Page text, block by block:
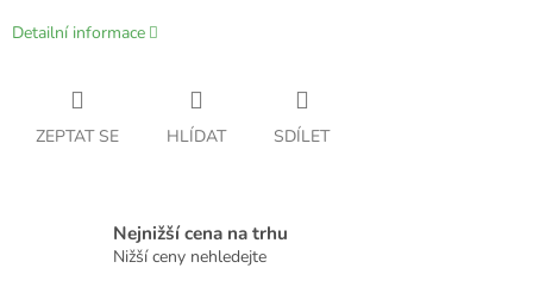
Detailní informace
ZEPTAT SE HLÍDAT SDÍLET
Nejnižší cena na trhu
Nižší ceny nehledejte